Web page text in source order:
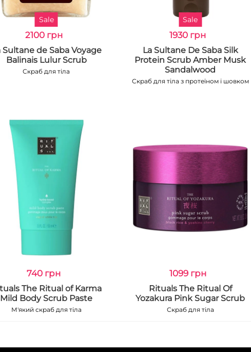
Sale
2100 грн
Sultane de Saba Voyage
Balinais Lulur Scrub
Скраб для тіла
Sale
1930 грн
La Sultane De Saba Silk
Protein Scrub Amber Musk
Sandalwood
Скраб для тіла з протеїном і шовком
740 грн
The Ritual of Karma
Mild Body Scrub Paste
М'який скраб для тіла
1099 грн
Rituals The Ritual Of
Yozakura Pink Sugar Scrub
Скраб для тіла